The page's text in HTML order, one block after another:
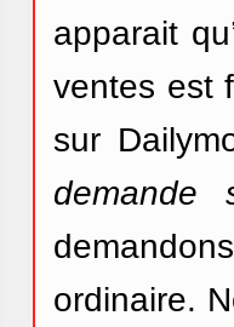
apparait
ventes est
sur
demande
ordinaire.